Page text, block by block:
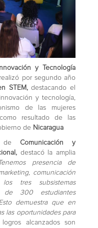
y Tecnología
por segundo año
STEM,destacando el
y tecnología,
de las mujeres
resultado de las
de Nicaragua
de Comunicación y
destacó la amplia
presencia de
comunicación
tres subsistemas
de 300 estudiantes
demuestra que en
las oportunidades para
alcanzados son